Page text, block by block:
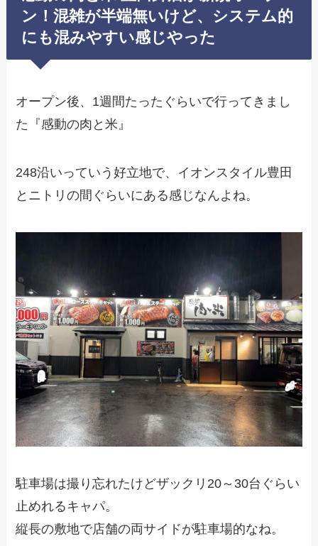
ン！混雑が半端無いけど、システム的
にも混みやすい感じやった
オープン後、1週間たったぐらいで行ってきまし
た『感動の肉と米』
248沿いっていう好立地で、イオンスタイル豊田
とニトリの間ぐらいにある感じなんよね。
駐車場は撮り忘れたけどザックリ20～30台ぐらい
止めれるキャパ。
縦長の敷地で店舗の両サイドが駐車場的なね。